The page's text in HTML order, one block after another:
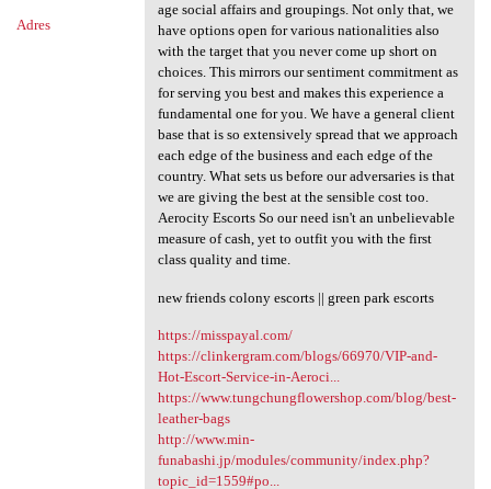
Adres
age social affairs and groupings. Not only that, we
have options open for various nationalities also
with the target that you never come up short on
choices. This mirrors our sentiment commitment as
for serving you best and makes this experience a
fundamental one for you. We have a general client
base that is so extensively spread that we approach
each edge of the business and each edge of the
country. What sets us before our adversaries is that
we are giving the best at the sensible cost too.
Aerocity Escorts So our need isn't an unbelievable
measure of cash, yet to outfit you with the first
class quality and time.
new friends colony escorts || green park escorts
https://misspayal.com/
https://clinkergram.com/blogs/66970/VIP-and-
Hot-Escort-Service-in-Aeroci...
https://www.tungchungflowershop.com/blog/best-
leather-bags
http://www.min-
funabashi.jp/modules/community/index.php?
topic_id=1559#po...